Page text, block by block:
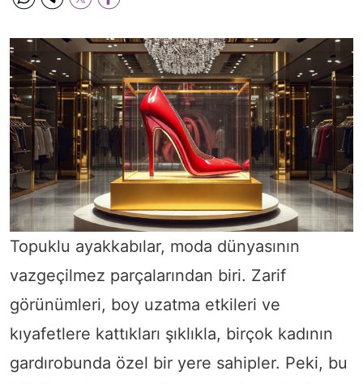
Topuklu ayakkabılar, moda dünyasının
vazgeçilmez parçalarından biri. Zarif
görünümleri, boy uzatma etkileri ve
kıyafetlere kattıkları şıklıkla, birçok kadının
gardırobunda özel bir yere sahipler. Peki, bu